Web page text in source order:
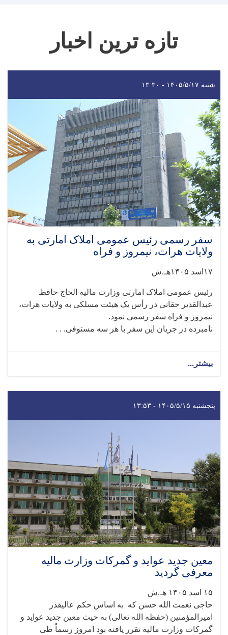
تازه ترین اخبار
شنبه ۱۴۰۵/۵/۱۷ - ۱۳:۳۰
سفر رسمی رئیس عمومی املاک امارتی به
ولایات هرات، نیمروز و فراه
۱۷اسد ۱۴۰۵هـ.ش
رئیس عمومی املاک امارتی وزارت مالیه الحاج حافظ
عبدالقدیر حقانی در رأس یک هیئت مسلکی به ولایات هرات،
نیمروز و فراه سفر رسمی نمود.
نامبرده در جریان این سفر با هر سه مستوفی. . .
بیشتر...
پنجشنبه ۱۴۰۵/۵/۱۵ - ۱۳:۵۳
معین جدید عواید و گمرکات وزارت مالیه
معرفی گردید
۱۵ اسد ۱۴۰۵ هـ.ش
حاجی نعمت الله حسن که به اساس حکم عالیقدر
امیرالمؤمنین (حفظه الله تعالی) به حیث معین جدید عواید و
گمرکات وزارت مالیه تقرر یافته بود امروز رسماً طی